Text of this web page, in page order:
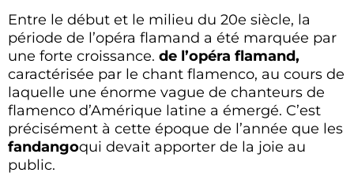
Entre le début et le milieu du 20e siècle, la
période de l’opéra flamand a été marquée par
une forte croissance. de l’opéra flamand,
caractérisée par le chant flamenco, au cours de
laquelle une énorme vague de chanteurs de
flamenco d’Amérique latine a émergé. C’est
précisément à cette époque de l’année que les
fandangoqui devait apporter de la joie au
public.